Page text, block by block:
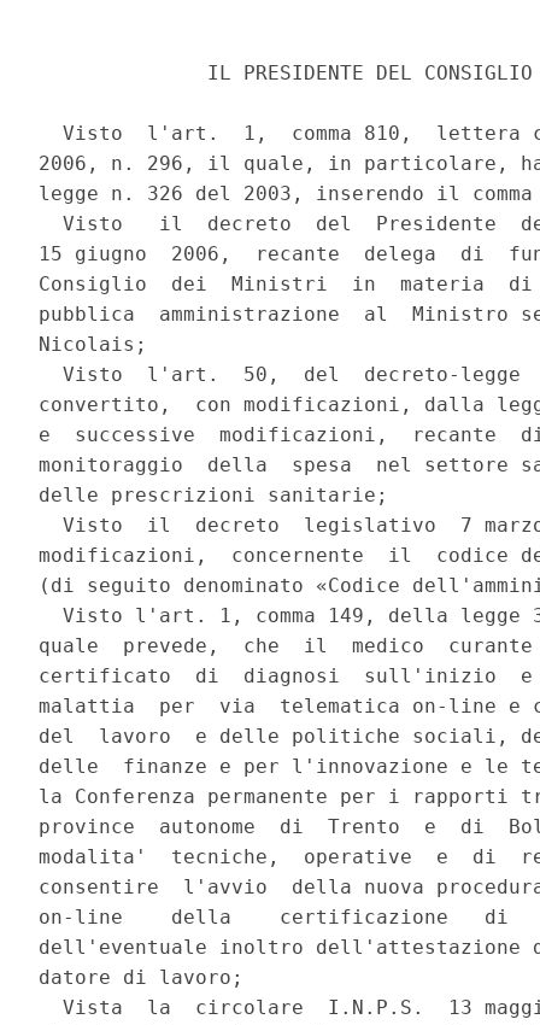
IL PRESIDENTE DEL
Visto  l'art.  1,  comma 810,  lettera
2006, n. 296, il quale, in particolare,
legge n. 326 del 2003, inserendo il
Visto   il  decreto  del  Presidente
15 giugno  2006,  recante  delega  di
Consiglio  dei  Ministri  in  materia  di
pubblica  amministrazione  al  Ministro
Nicolais;
Visto  l'art.  50,  del  decreto-legge
convertito,  con modificazioni, dalla
e  successive  modificazioni,  recante
monitoraggio  della  spesa  nel settore
delle prescrizioni sanitarie;
Visto  il  decreto  legislativo  7
modificazioni,  concernente  il  codice
(di seguito denominato «Codice
Visto l'art. 1, comma 149, della legge
quale  prevede,  che  il  medico
certificato  di  diagnosi  sull'inizio  e
malattia  per  via  telematica on-line e
del  lavoro  e delle politiche sociali,
delle  finanze e per l'innovazione e le
la Conferenza permanente per i
province  autonome  di  Trento  e  di
modalita'  tecniche,  operative  e  di
consentire  l'avvio  della nuova
on-line    della    certificazione   di
dell'eventuale inoltro
datore di lavoro;
Vista  la  circolare  I.N.P.S.  13